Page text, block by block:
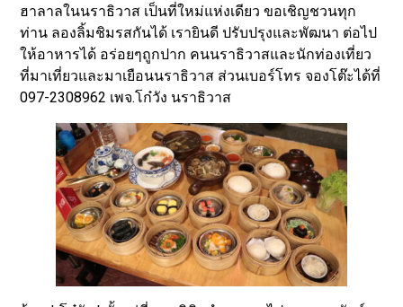
ฮาลาลในนราธิวาส เป็นที่ใหม่แห่งเดียว ขอเชิญชวนทุก
ท่าน ลองลิ้มชิมรสกันได้ เรายินดี ปรับปรุงและพัฒนา ต่อไป
ให้อาหารได้ อร่อยๆถูกปาก คนนราธิวาสและนักท่องเที่ยว
ที่มาเที่ยวและมาเยือนนราธิวาส ส่วนเบอร์โทร จองโต๊ะได้ที่
097-2308962 เพจ.โก๋วัง นราธิวาส